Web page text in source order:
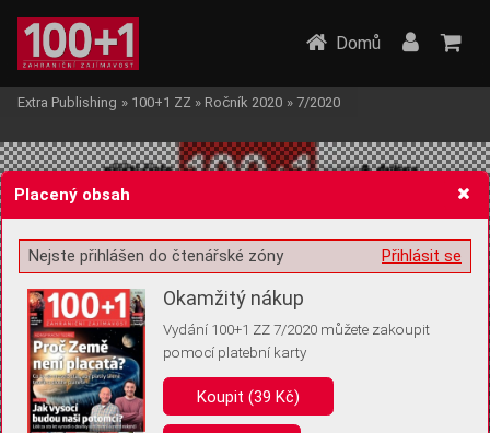
Žádost o souhlas s ukládáním volitelných informací
Pro základní fungování webu nepotřebujeme ukládat žádné informace
(tzv. cookies apod.). Rádi bychom vás ale požádali o souhlas s
Domů
Extra Publishing » 100+1 ZZ » Ročník 2020 » 7/2020
Placený obsah
Přihlásit se
Nejste přihlášen do čtenářské zóny
Okamžitý nákup
Vydání 100+1 ZZ 7/2020 můžete zakoupit
pomocí platební karty
Koupit (39 Kč)